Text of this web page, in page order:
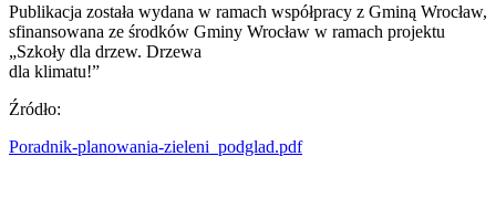
Publikacja została wydana w ramach współpracy z Gminą Wrocław,
sfinansowana ze środków Gminy Wrocław w ramach projektu
„Szkoły dla drzew. Drzewa
dla klimatu!”
Źródło:
Poradnik-planowania-zieleni_podglad.pdf